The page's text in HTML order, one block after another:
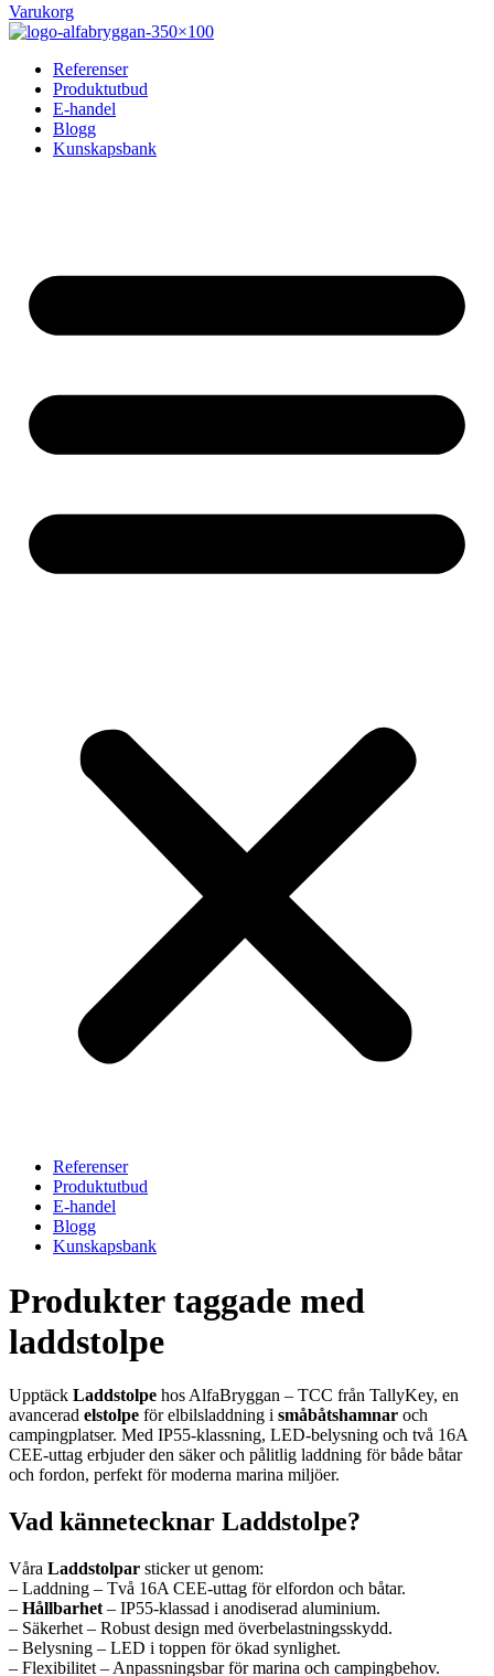
Varukorg
Referenser
Produktutbud
E-handel
Blogg
Kunskapsbank
Referenser
Produktutbud
E-handel
Blogg
Kunskapsbank
Produkter taggade med
laddstolpe
Upptäck Laddstolpe hos AlfaBryggan – TCC från TallyKey, en
avancerad elstolpe för elbilsladdning i småbåtshamnar och
campingplatser. Med IP55-klassning, LED-belysning och två 16A
CEE-uttag erbjuder den säker och pålitlig laddning för både båtar
och fordon, perfekt för moderna marina miljöer.
Vad kännetecknar Laddstolpe?
Våra Laddstolpar sticker ut genom:
– Laddning – Två 16A CEE-uttag för elfordon och båtar.
– Hållbarhet – IP55-klassad i anodiserad aluminium.
– Säkerhet – Robust design med överbelastningsskydd.
– Belysning – LED i toppen för ökad synlighet.
– Flexibilitet – Anpassningsbar för marina och campingbehov.